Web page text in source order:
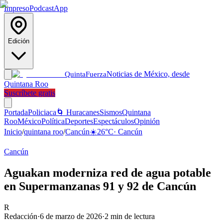
ImpresoPodcastApp
Edición
QuintaFuerzaNoticias de México, desde
Quintana Roo
Suscríbete gratis
PortadaPoliciaca 🌀 HuracanesSismosQuintana
RooMéxicoPolíticaDeportesEspectáculosOpinión
Inicio/quintana roo/Cancún☀️26°C· Cancún
Cancún
Aguakan moderniza red de agua potable
en Supermanzanas 91 y 92 de Cancún
R
Redacción·6 de marzo de 2026·2 min de lectura